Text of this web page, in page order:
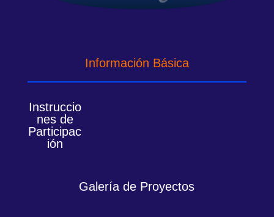
Información Básica
Instruccio
nes de
Participac
ión
Galería de Proyectos